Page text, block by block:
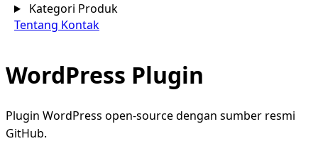
Kategori Produk
Tentang Kontak
WordPress Plugin
Plugin WordPress open-source dengan sumber resmi
GitHub.